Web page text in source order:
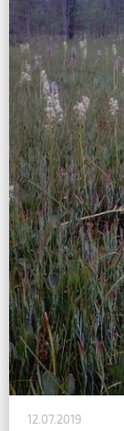
12.07.2019